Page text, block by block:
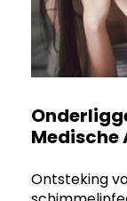
Medische
Ontsteking